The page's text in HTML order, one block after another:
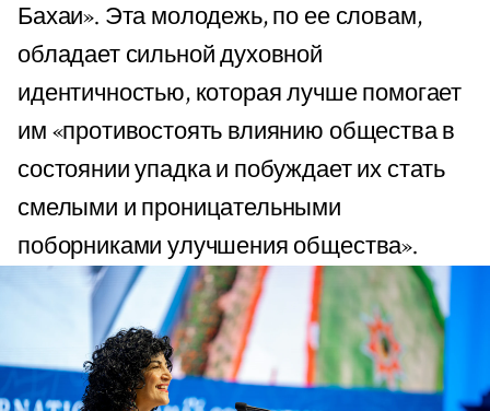
Бахаи». Эта молодежь, по ее словам,
обладает сильной духовной
идентичностью, которая лучше помогает
им «противостоять влиянию общества в
состоянии упадка и побуждает их стать
смелыми и проницательными
поборниками улучшения общества».